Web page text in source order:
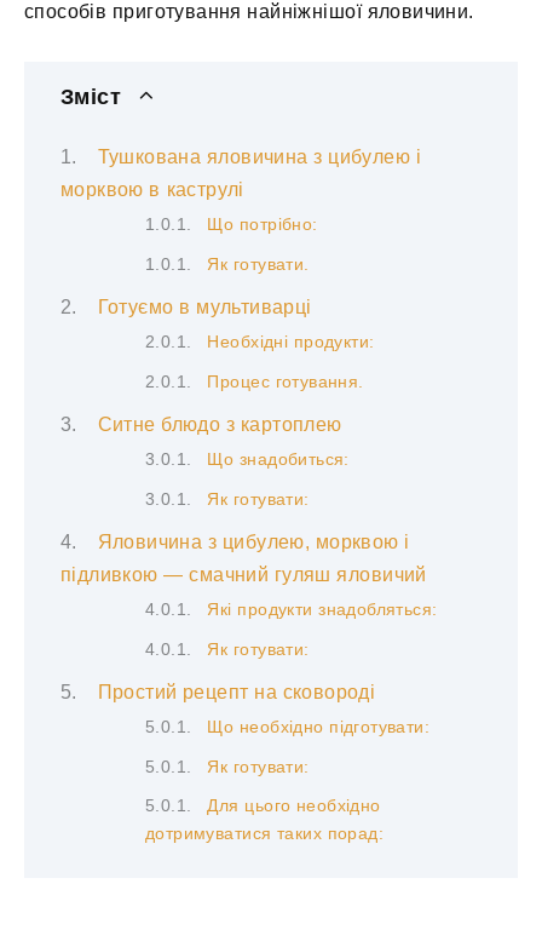
способів приготування найніжнішої яловичини.
Зміст
Тушкована яловичина з цибулею і
морквою в каструлі
Що потрібно:
Як готувати.
Готуємо в мультиварці
Необхідні продукти:
Процес готування.
Ситне блюдо з картоплею
Що знадобиться:
Як готувати:
Яловичина з цибулею, морквою і
підливкою — смачний гуляш яловичий
Які продукти знадобляться:
Як готувати:
Простий рецепт на сковороді
Що необхідно підготувати:
Як готувати:
Для цього необхідно
дотримуватися таких порад: